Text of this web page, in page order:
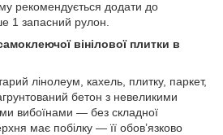
рекомендується додати до
1 запасний рулон.
вінілової плитки в
лінолеум, кахель, плитку, паркет,
бетон з невеликими
вибоїнами — без складної
має побілку — її обов’язково